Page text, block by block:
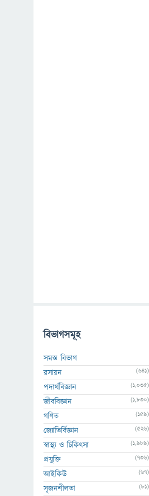
বিভাগসমূহ
সমস্ত বিভাগ
রসায়ন
(641)
পদার্থবিজ্ঞান (1,035)
জীববিজ্ঞান (1,830)
গণিত (159)
জ্যোতির্বিজ্ঞান (526)
স্বাস্থ্য ও চিকিৎসা (1,989)
প্রযুক্তি (736)
আইকিউ (67)
সৃজনশীলতা (81)